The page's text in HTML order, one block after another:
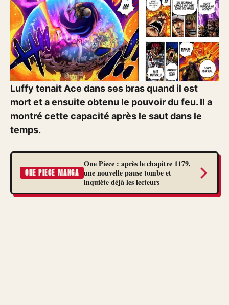
Luffy tenait Ace dans ses bras quand il est
mort et a ensuite obtenu le pouvoir du feu. Il a
montré cette capacité après le saut dans le
temps.
ONE PIECE MANGA
One Piece : après le chapitre 1179,
une nouvelle pause tombe et
inquiète déjà les lecteurs